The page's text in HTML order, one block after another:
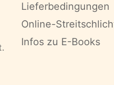
Lieferbedingungen
Online-
Infos zu E-Books